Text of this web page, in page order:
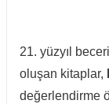
21. yüzyıl
oluşan kitaplar,
değerlendirme